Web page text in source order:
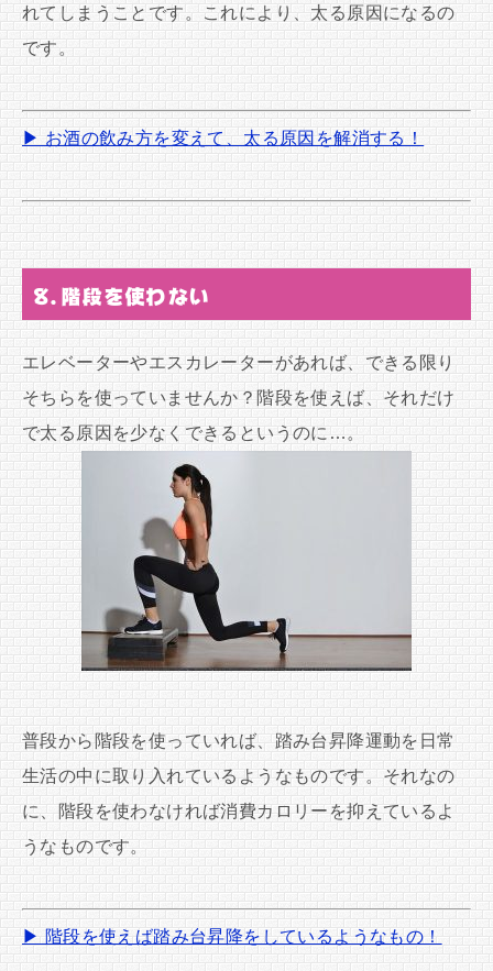
れてしまうことです。これにより、太る原因になるの
です。
▶ お酒の飲み方を変えて、太る原因を解消する！
8.階段を使わない
エレベーターやエスカレーターがあれば、できる限り
そちらを使っていませんか？階段を使えば、それだけ
で太る原因を少なくできるというのに…。
普段から階段を使っていれば、踏み台昇降運動を日常
生活の中に取り入れているようなものです。それなの
に、階段を使わなければ消費カロリーを抑えているよ
うなものです。
▶ 階段を使えば踏み台昇降をしているようなもの！